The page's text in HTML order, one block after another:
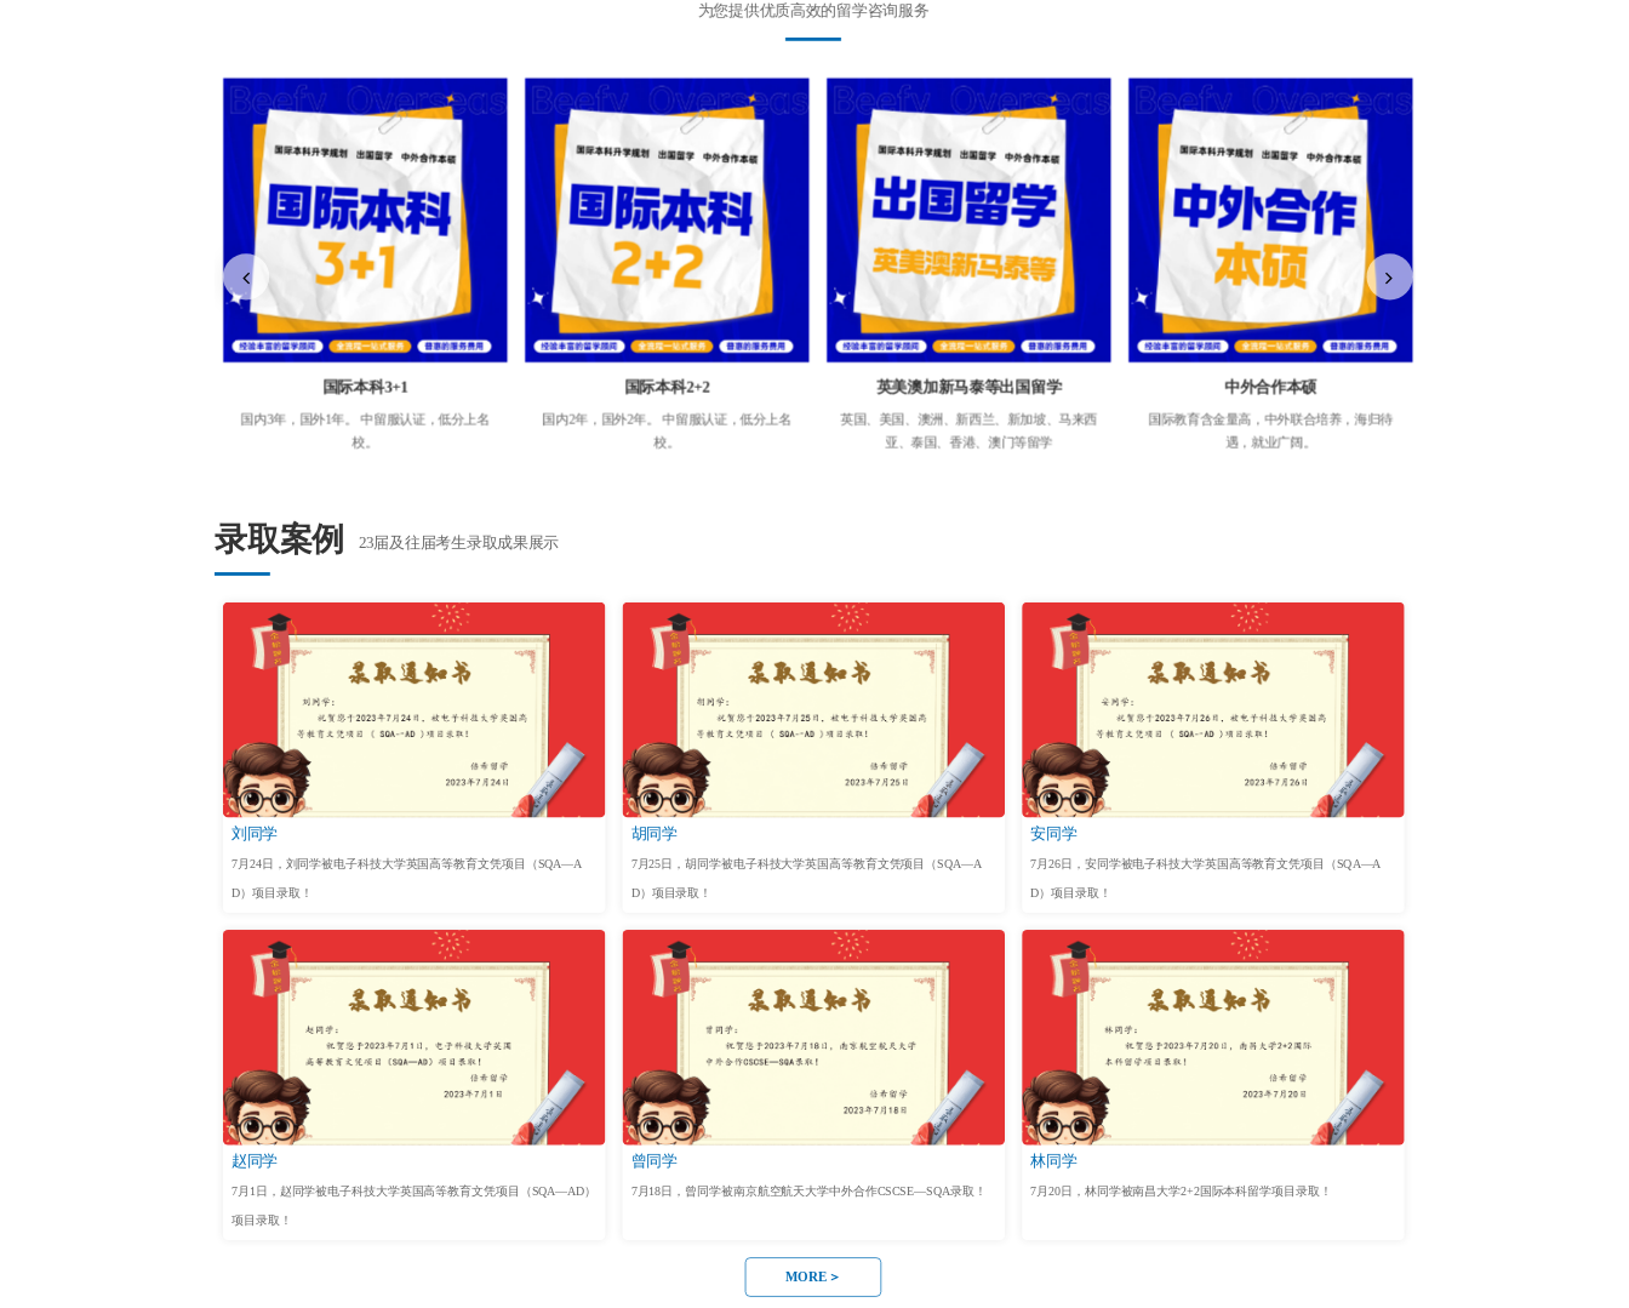
为您提供优质高效的留学咨询服务
国际本科3+1
国内3年，国外1年。 中留服认证，低分上名
校。
国际本科2+2
国内2年，国外2年。 中留服认证，低分上名
校。
英美澳加新马泰等出国留学
英国、美国、澳洲、新西兰、新加坡、马来西
亚、泰国、香港、澳门等留学
中外合作本硕
国际教育含金量高，中外联合培养，海归待
遇，就业广阔。
录取案例 23届及往届考生录取成果展示
刘同学
7月24日，刘同学被电子科技大学英国高等教育文凭项目（SQA—A
D）项目录取！
胡同学
7月25日，胡同学被电子科技大学英国高等教育文凭项目（SQA—A
D）项目录取！
安同学
7月26日，安同学被电子科技大学英国高等教育文凭项目（SQA—A
D）项目录取！
赵同学
7月1日，赵同学被电子科技大学英国高等教育文凭项目（SQA—AD）
项目录取！
曾同学
7月18日，曾同学被南京航空航天大学中外合作CSCSE—SQA录取！
林同学
7月20日，林同学被南昌大学2+2国际本科留学项目录取！
MORE＞